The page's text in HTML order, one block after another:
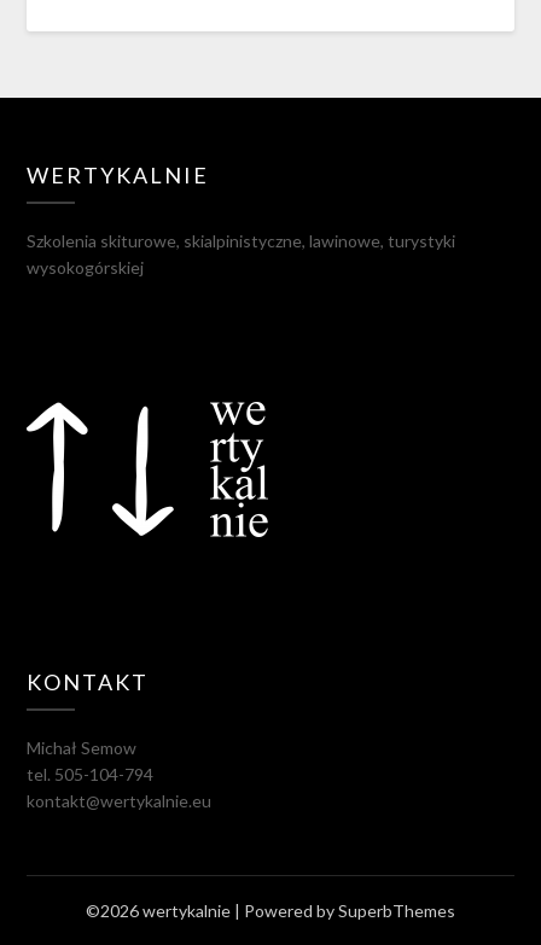
WERTYKALNIE
Szkolenia skiturowe, skialpinistyczne, lawinowe, turystyki
wysokogórskiej
KONTAKT
Michał Semow
tel. 505-104-794
kontakt@wertykalnie.eu
©2026 wertykalnie | Powered bySuperbThemes